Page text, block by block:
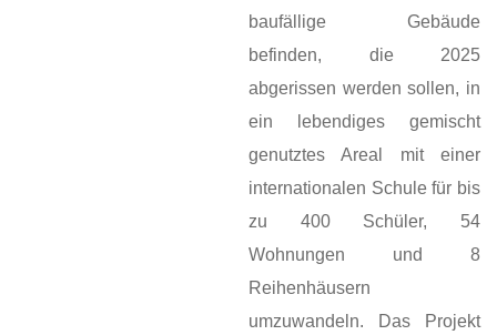
baufällige Gebäude
befinden, die 2025
abgerissen werden sollen, in
ein lebendiges gemischt
genutztes Areal mit einer
internationalen Schule für bis
zu 400 Schüler, 54
Wohnungen und 8
Reihenhäusern
umzuwandeln. Das Projekt